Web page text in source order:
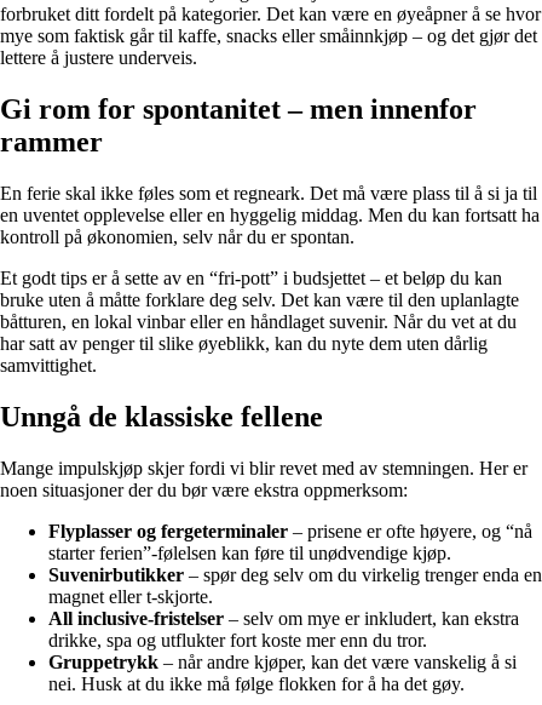
forbruket ditt fordelt på kategorier. Det kan være en øyeåpner å se hvor
mye som faktisk går til kaffe, snacks eller småinnkjøp – og det gjør det
lettere å justere underveis.
Gi rom for spontanitet – men innenfor
rammer
En ferie skal ikke føles som et regneark. Det må være plass til å si ja til
en uventet opplevelse eller en hyggelig middag. Men du kan fortsatt ha
kontroll på økonomien, selv når du er spontan.
Et godt tips er å sette av en “fri-pott” i budsjettet – et beløp du kan
bruke uten å måtte forklare deg selv. Det kan være til den uplanlagte
båtturen, en lokal vinbar eller en håndlaget suvenir. Når du vet at du
har satt av penger til slike øyeblikk, kan du nyte dem uten dårlig
samvittighet.
Unngå de klassiske fellene
Mange impulskjøp skjer fordi vi blir revet med av stemningen. Her er
noen situasjoner der du bør være ekstra oppmerksom:
Flyplasser og fergeterminaler – prisene er ofte høyere, og “nå
starter ferien”-følelsen kan føre til unødvendige kjøp.
Suvenirbutikker – spør deg selv om du virkelig trenger enda en
magnet eller t-skjorte.
All inclusive-fristelser – selv om mye er inkludert, kan ekstra
drikke, spa og utflukter fort koste mer enn du tror.
Gruppetrykk – når andre kjøper, kan det være vanskelig å si
nei. Husk at du ikke må følge flokken for å ha det gøy.